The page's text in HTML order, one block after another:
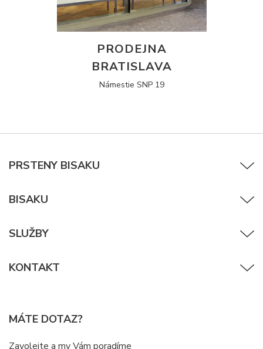
PRODEJNA
BRATISLAVA
Námestie SNP 19
PRSTENY BISAKU
BISAKU
SLUŽBY
KONTAKT
MÁTE DOTAZ?
Zavolejte a my Vám poradíme